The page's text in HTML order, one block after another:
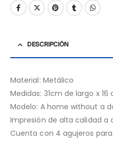
DESCRIPCIÓN
Material: Metálico
Medidas: 31cm de largo x
Modelo: A home without a
Impresión de alta calidad a
Cuenta con 4 agujeros